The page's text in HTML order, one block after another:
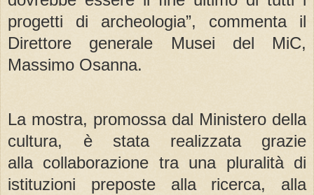
progetti di archeologia”, commenta il
Direttore generale Musei del MiC,
Massimo Osanna.
La mostra, promossa dal Ministero della
cultura, è stata realizzata grazie
alla collaborazione tra una pluralità di
istituzioni preposte alla ricerca, alla